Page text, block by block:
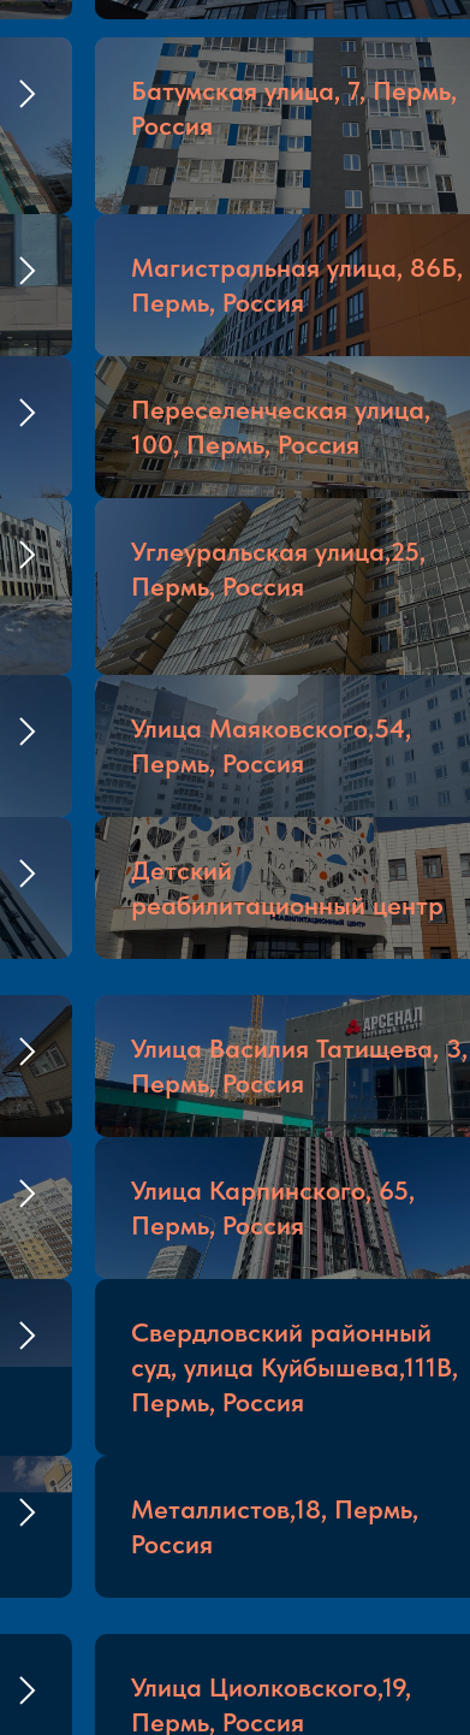
Батумская улица, 7, Пермь,
Россия
Магистральная улица, 86Б,
Пермь, Россия
Переселенческая улица,
100, Пермь, Россия
Углеуральская улица,25,
Пермь, Россия
Улица Маяковского,54,
Пермь, Россия
Детский
реабилитационный центр
Улица Василия Татищева, 3,
Пермь, Россия
Улица Карпинского, 65,
Пермь, Россия
Свердловский районный
суд, улица Куйбышева,111В,
Пермь, Россия
Металлистов,18, Пермь,
Россия
Улица Циолковского,19,
Пермь, Россия